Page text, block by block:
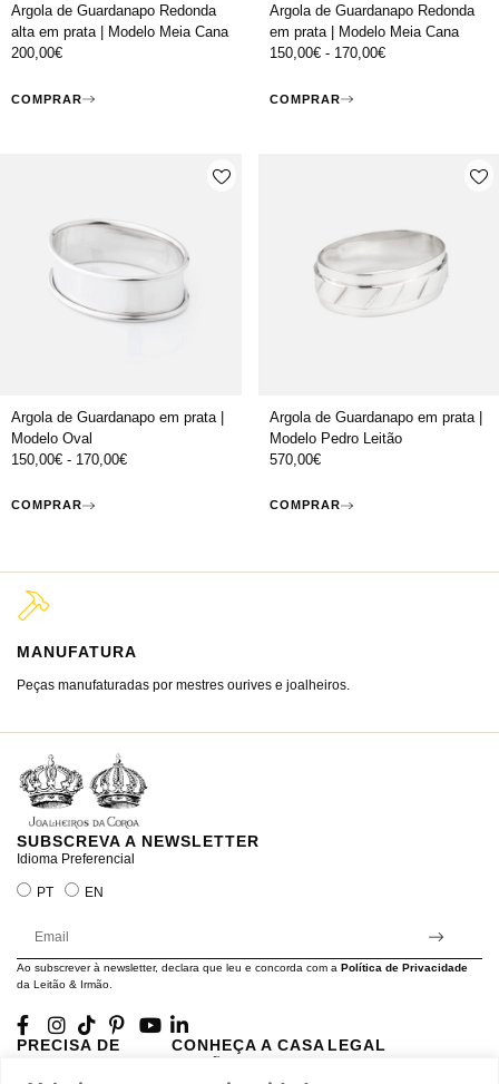
Argola de Guardanapo Redonda
alta em prata | Modelo Meia Cana
200,00€
COMPRAR
Argola de Guardanapo Redonda
em prata | Modelo Meia Cana
150,00€- 170,00€
COMPRAR
Argola de Guardanapo em prata |
Modelo Oval
150,00€ - 170,00€
COMPRAR
Argola de Guardanapo em prata |
Modelo Pedro Leitão
570,00€
COMPRAR
MANUFATURA
Peças manufaturadas por mestres ourives e joalheiros.
SUBSCREVA A NEWSLETTER
Idioma Preferencial
PT EN
Ao subscrever à newsletter, declara que leu e concorda com a Política de Privacidade
da Leitão & Irmão.
PRECISA DE
CONHEÇA A CASA LEGAL